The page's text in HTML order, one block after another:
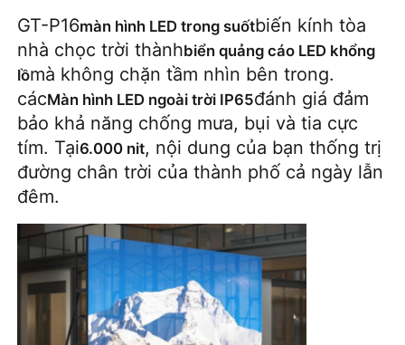
GT-P16màn hình LED trong suốtbiến kính tòa
nhà chọc trời thànhbiển quảng cáo LED khổng
lồmà không chặn tầm nhìn bên trong.
cácMàn hình LED ngoài trời IP65đánh giá đảm
bảo khả năng chống mưa, bụi và tia cực
tím. Tại6.000 nit, nội dung của bạn thống trị
đường chân trời của thành phố cả ngày lẫn
đêm.